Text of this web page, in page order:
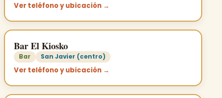
Ver teléfono y ubicación →
Bar El Kiosko
Bar San Javier (centro)
Ver teléfono y ubicación →